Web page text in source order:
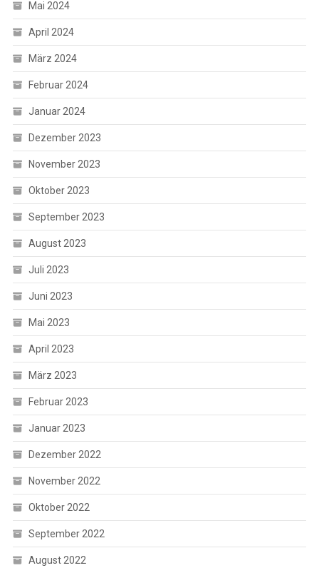
Mai 2024
April 2024
März 2024
Februar 2024
Januar 2024
Dezember 2023
November 2023
Oktober 2023
September 2023
August 2023
Juli 2023
Juni 2023
Mai 2023
April 2023
März 2023
Februar 2023
Januar 2023
Dezember 2022
November 2022
Oktober 2022
September 2022
August 2022